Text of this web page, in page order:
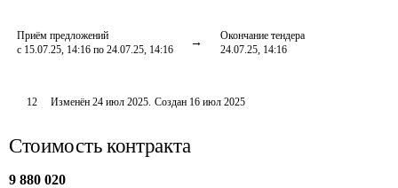
Приём предложений
с 15.07.25, 14:16 по 24.07.25, 14:16
Окончание тендера
24.07.25, 14:16
12 Изменён24 июл 2025. Создан 16 июл 2025
Стоимость контракта
9 880 020